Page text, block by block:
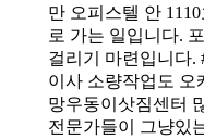
만 오피스텔 안
로 가는 일입니다.
걸리기 마련입니다.
이사 소량작업도 오
망우동이삿짐센터
전문가들이 그냥있